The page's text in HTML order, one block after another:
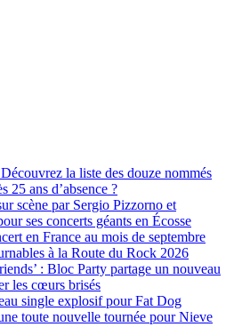
la liste des douze nommés
25 ans d’absence ?
scène par Sergio Pizzorno et
ses concerts géants en Écosse
en France au mois de septembre
à la Route du Rock 2026
: Bloc Party partage un nouveau
les cœurs brisés
single explosif pour Fat Dog
toute nouvelle tournée pour Nieve